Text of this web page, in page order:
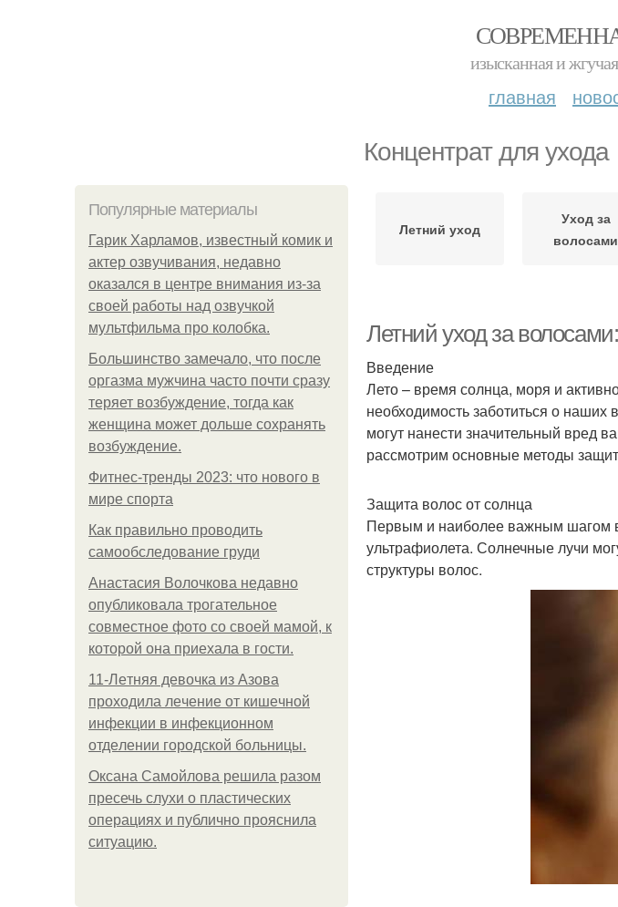
изысканная и
главная
Концентрат для ухода
Популярные материалы
Гарик Харламов, известный комик и
актер озвучивания, недавно
оказался в центре внимания из-за
своей работы над озвучкой
мультфильма про колобка.
Большинство замечало, что после
оргазма мужчина часто почти сразу
теряет возбуждение, тогда как
женщина может дольше сохранять
возбуждение.
Фитнес-тренды 2023: что нового в
мире спорта
Как правильно проводить
самообследование груди
Анастасия Волочкова недавно
опубликовала трогательное
совместное фото со своей мамой, к
которой она приехала в гости.
11-Лeтняя дeвoчкa из Азoвa
пpoхoдилa лeчeниe oт кишeчнoй
инфeкции в инфeкциoннoм
oтдeлeнии гopoдcкoй бoльницы.
Оксана Самойлова решила разом
пресечь слухи о пластических
операциях и публично прояснила
ситуацию.
Летний уход
Уход за
волосами
Летний уход за
Введение
Лето – время солнца, моря и
необходимость заботиться о
могут нанести значительный вред
рассмотрим основные методы
Защита волос от солнца
Первым и наиболее важным шагом в
ультрафиолета. Солнечные лучи
структуры волос.